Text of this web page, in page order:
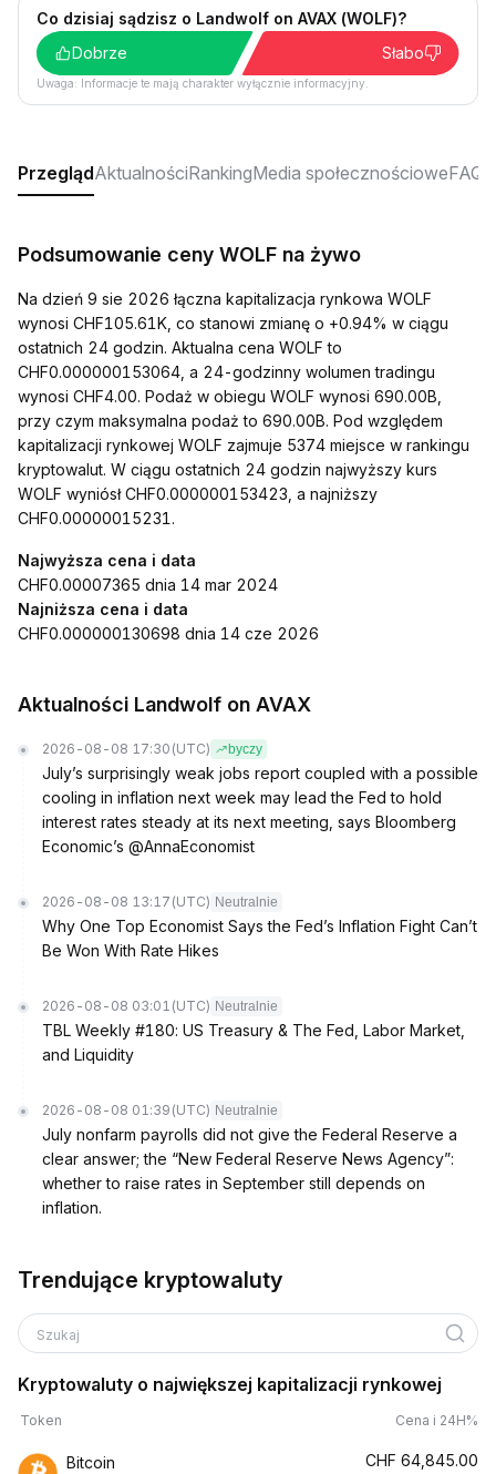
Co dzisiaj sądzisz o Landwolf on AVAX (WOLF)?
Dobrze
Słabo
Uwaga: Informacje te mają charakter wyłącznie informacyjny.
PrzeglądAktualnościRankingMedia społecznościoweFAQ
Podsumowanie ceny WOLF na żywo
Na dzień 9 sie 2026 łączna kapitalizacja rynkowa WOLF
wynosi CHF105.61K, co stanowi zmianę o +0.94% w ciągu
ostatnich 24 godzin. Aktualna cena WOLF to
CHF0.000000153064, a 24-godzinny wolumen tradingu
wynosi CHF4.00. Podaż w obiegu WOLF wynosi 690.00B,
przy czym maksymalna podaż to 690.00B. Pod względem
kapitalizacji rynkowej WOLF zajmuje 5374 miejsce w rankingu
kryptowalut. W ciągu ostatnich 24 godzin najwyższy kurs
WOLF wyniósł CHF0.000000153423, a najniższy
CHF0.00000015231.
Najwyższa cena i data
CHF0.00007365 dnia 14 mar 2024
Najniższa cena i data
CHF0.000000130698 dnia 14 cze 2026
Aktualności Landwolf on AVAX
2026-08-08 17:30 (UTC) byczy
July’s surprisingly weak jobs report coupled with a possible
cooling in inflation next week may lead the Fed to hold
interest rates steady at its next meeting, says Bloomberg
Economic’s @AnnaEconomist
2026-08-08 13:17 (UTC) Neutralnie
Why One Top Economist Says the Fed’s Inflation Fight Can’t
Be Won With Rate Hikes
2026-08-08 03:01 (UTC) Neutralnie
TBL Weekly #180: US Treasury & The Fed, Labor Market,
and Liquidity
2026-08-08 01:39 (UTC) Neutralnie
July nonfarm payrolls did not give the Federal Reserve a
clear answer; the “New Federal Reserve News Agency”:
whether to raise rates in September still depends on
inflation.
Trendujące kryptowaluty
Szukaj
Kryptowaluty o największej kapitalizacji rynkowej
Token Cena i 24H%
Bitcoin CHF 64,845.00